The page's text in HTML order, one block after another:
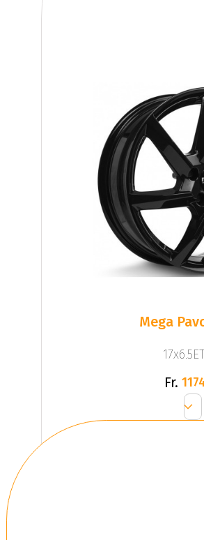
Mega
Fr.